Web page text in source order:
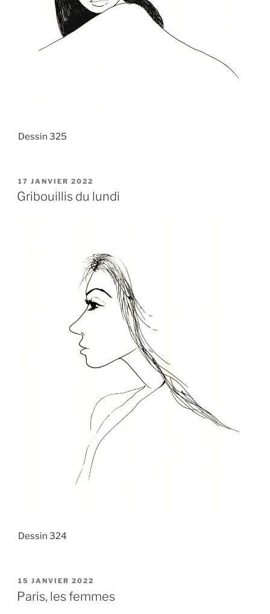
Dessin 325
PUBLIÉ
LE
17 JANVIER 2022
Gribouillis du lundi
Dessin 324
PUBLIÉ
LE
15 JANVIER 2022
Paris, les femmes